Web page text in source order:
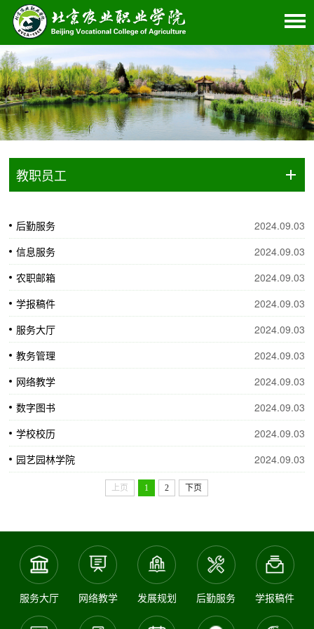
教职员工
2024.09.03
后勤服务
2024.09.03
信息服务
2024.09.03
农职邮箱
2024.09.03
学报稿件
2024.09.03
服务大厅
2024.09.03
教务管理
2024.09.03
网络教学
2024.09.03
数字图书
2024.09.03
学校校历
2024.09.03
园艺园林学院
上页 1 2 下页
服务大厅 网络教学 发展规划 后勤服务 学报稿件